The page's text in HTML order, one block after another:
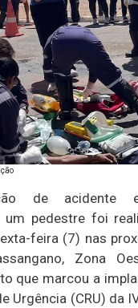
de acidente
pedestre foi
feira (7) nas
Zona
que marcou a
Urgência (CRU) da